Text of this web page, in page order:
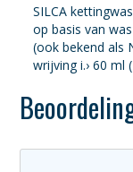
SILCA
op basis van
(ook bekend als
wrijving i.› 60 ml